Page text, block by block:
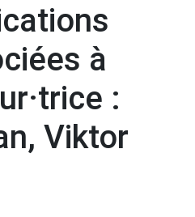
à
:
Viktor